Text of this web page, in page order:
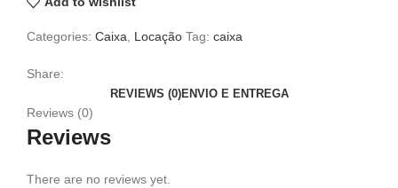
Categories: Caixa Locação Tag: caixa
Share:
REVIEWS (0)ENVIO E ENTREGA
Reviews (0)
Reviews
There are no reviews yet.